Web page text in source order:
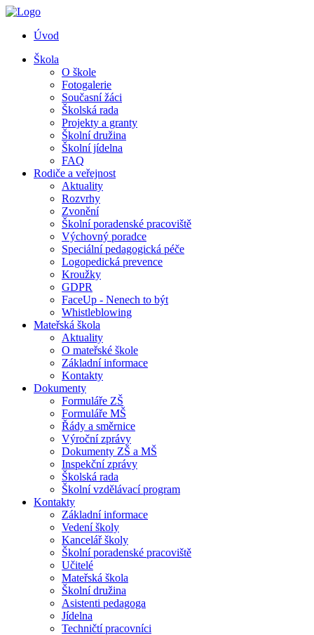
Úvod
Škola
O škole
Fotogalerie
Současní žáci
Školská rada
Projekty a granty
Školní družina
Školní jídelna
FAQ
Rodiče a veřejnost
Aktuality
Rozvrhy
Zvonění
Školní poradenské pracoviště
Výchovný poradce
Speciální pedagogická péče
Logopedická prevence
Kroužky
GDPR
FaceUp - Nenech to být
Whistleblowing
Mateřská škola
Aktuality
O mateřské škole
Základní informace
Kontakty
Dokumenty
Formuláře ZŠ
Formuláře MŠ
Řády a směrnice
Výroční zprávy
Dokumenty ZŠ a MŠ
Inspekční zprávy
Školská rada
Školní vzdělávací program
Kontakty
Základní informace
Vedení školy
Kancelář školy
Školní poradenské pracoviště
Učitelé
Mateřská škola
Školní družina
Asistenti pedagoga
Jídelna
Techničtí pracovníci